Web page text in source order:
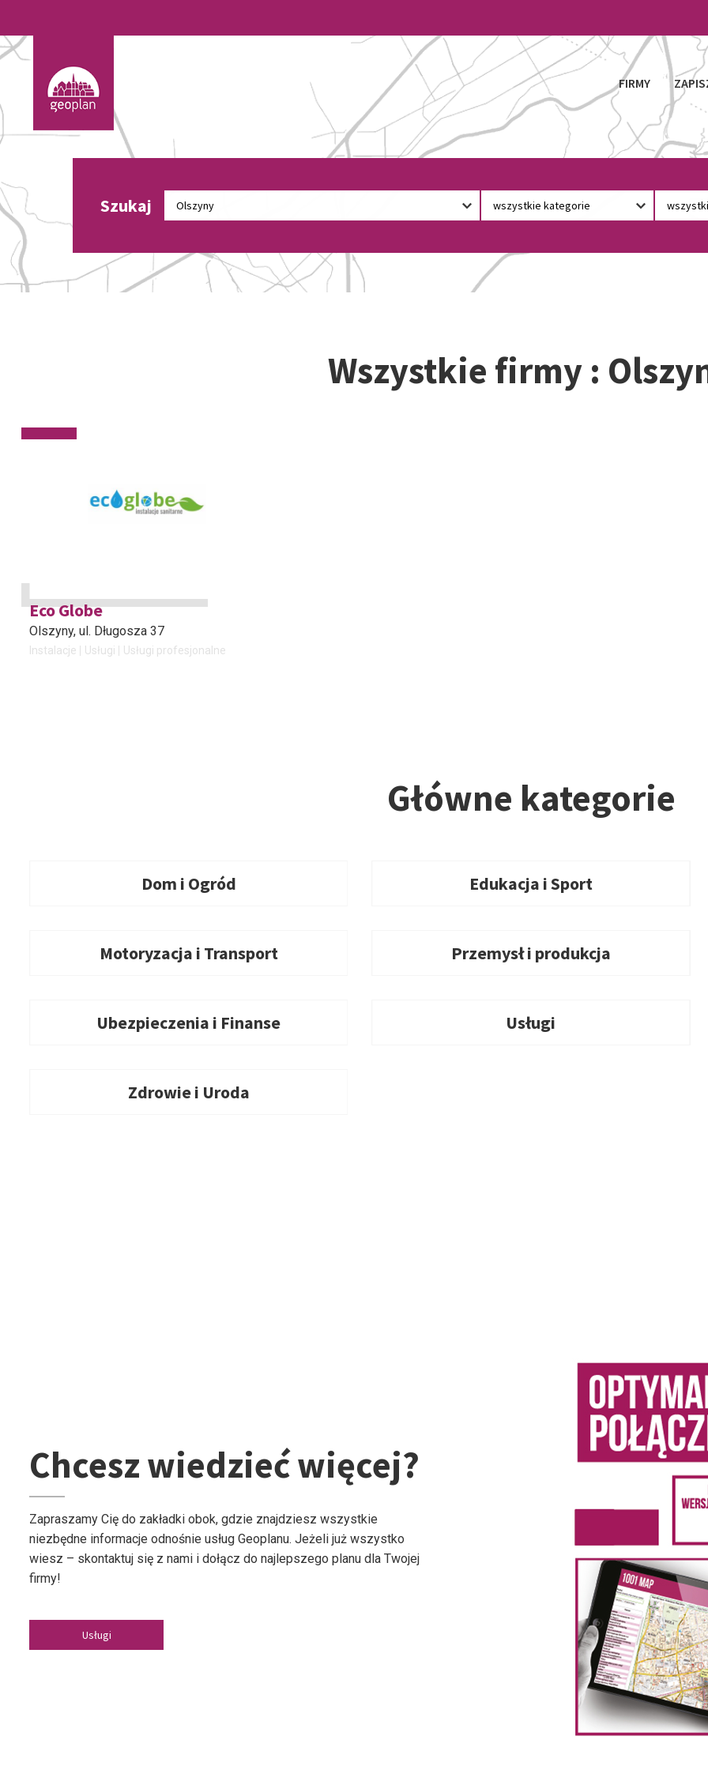
FIRMY
Szukaj
Wszystkie firmy :
Eco Globe
Olszyny, ul. Długosza 37
Instalacje Usługi Usługi profesjonalne
Główne kategorie
Dom i Ogród Edukacja i Sport
Motoryzacja i Transport Przemysł i produkcja
Ubezpieczenia i Finanse Usługi
Zdrowie i Uroda
Chcesz wiedzieć więcej?
Zapraszamy Cię do zakładki obok, gdzie znajdziesz wszystkie
niezbędne informacje odnośnie usług Geoplanu. Jeżeli już wszystko
wiesz – skontaktuj się z nami i dołącz do najlepszego planu dla Twojej
firmy!
Usługi